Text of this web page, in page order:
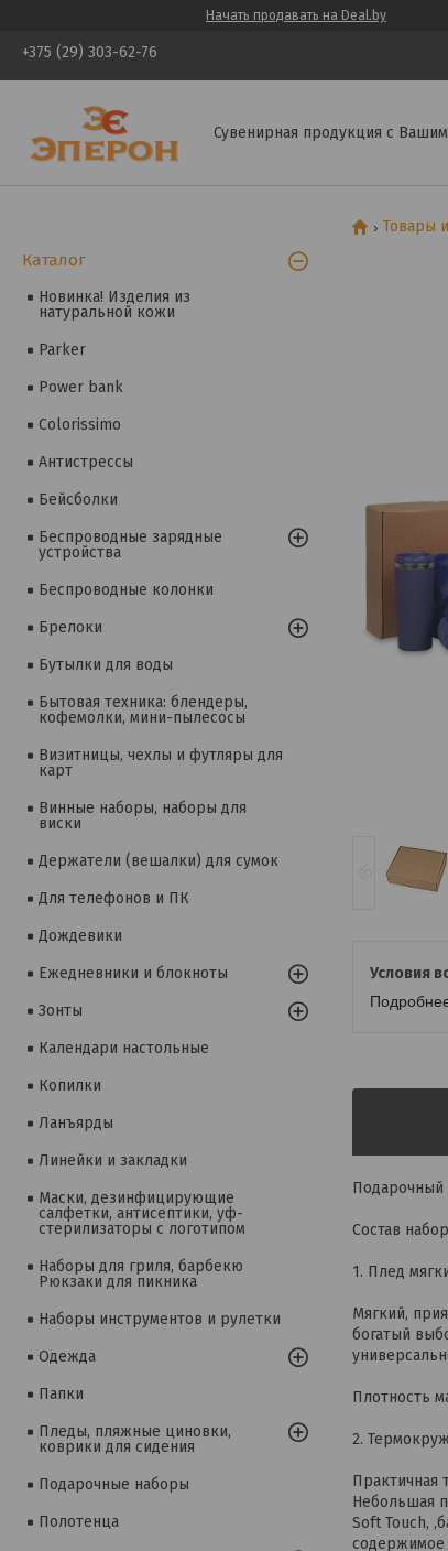
Начать продавать на Deal.by
+375 (29) 303-62-76
Сувенирная продукция с
Товары
Подарочный
Состав
1. Плед
Мягкий,
богатый
Плотность
2.
Практичная
Небольшая
Soft Touch,
содержимое
Каталог
Новинка! Изделия из
натуральной кожи
Parker
Power bank
Colorissimo
Антистрессы
Бейсболки
Беспроводные зарядные
устройства
Беспроводные колонки
Брелоки
Бутылки для воды
Бытовая техника: блендеры,
кофемолки, мини-пылесосы
Визитницы, чехлы и футляры для
карт
Винные наборы, наборы для
виски
Держатели (вешалки) для сумок
Для телефонов и ПК
Дождевики
Ежедневники и блокноты
Зонты
Календари настольные
Копилки
Ланъярды
Линейки и закладки
Маски, дезинфицирующие
салфетки, антисептики, уф-
стерилизаторы с логотипом
Наборы для гриля, барбекю
Рюкзаки для пикника
Наборы инструментов и рулетки
Одежда
Папки
Пледы, пляжные циновки,
коврики для сидения
Подарочные наборы
Полотенца